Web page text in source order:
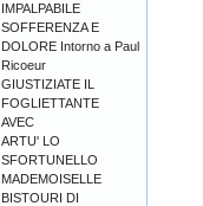
IMPALPABILE
SOFFERENZA E
DOLORE Intorno a Paul
Ricoeur
GIUSTIZIATE IL
FOGLIETTANTE
AVEC
ARTU' LO
SFORTUNELLO
MADEMOISELLE
BISTOURI DI